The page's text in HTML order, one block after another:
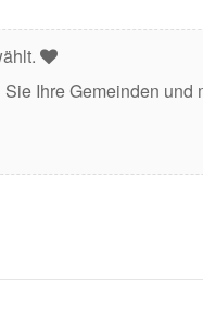
Ihre Gemeinden